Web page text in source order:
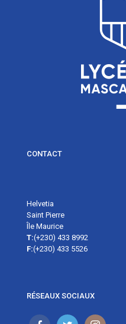
CONTACT
Helvetia
Saint Pierre
Île Maurice
T:(+230) 433 8992
F:(+230) 433 5526
RÉSEAUX SOCIAUX